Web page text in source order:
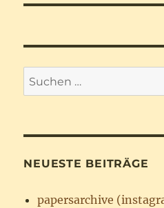
Suchen
nach:
NEUESTE BEITRÄGE
papersarchive